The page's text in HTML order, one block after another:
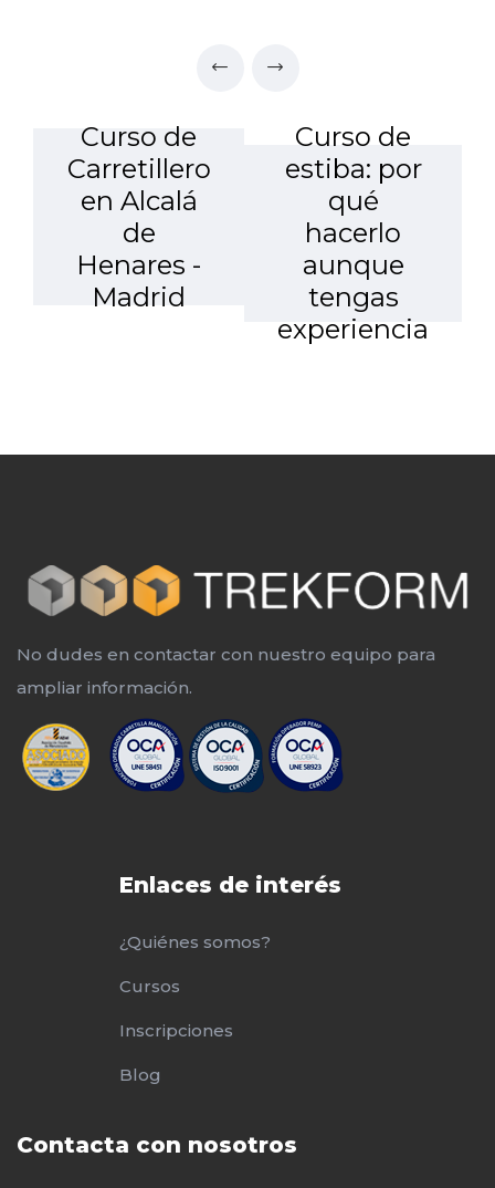
Curso de
Carretillero
en Alcalá
de
Henares -
Madrid
Curso de
estiba: por
qué
hacerlo
aunque
tengas
experiencia
No dudes en contactar con nuestro equipo para
ampliar información.
Enlaces de interés
¿Quiénes somos?
Cursos
Inscripciones
Blog
Contacta con nosotros